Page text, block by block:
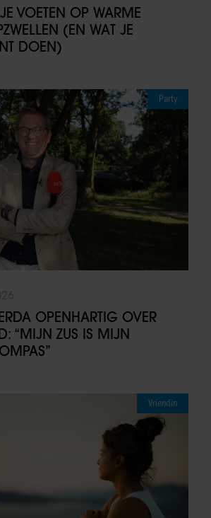
VOETEN OP WARME
(EN WAT JE
DOEN)
Party
OPENHARTIG OVER
“MIJN ZUS IS MIJN
Vriendin